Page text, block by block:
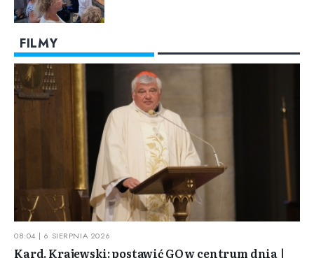
FILMY
08:04 | 6 SIERPNIA 2026
Kard. Krajewski: postawić GO w centrum dnia |